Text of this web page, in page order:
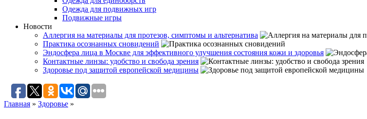
Одежда для подвижных игр
Подвижные игры
Новости
Аллергия на материалы для протезов, симптомы и альтернатива
Практика осознанных сновидений
Эндосфера лица в Москве для эффективного улучшения состояния кожи и здоровья
Контактные линзы: удобство и свобода зрения
Здоровье под защитой европейской медицины
Главная » Здоровье »